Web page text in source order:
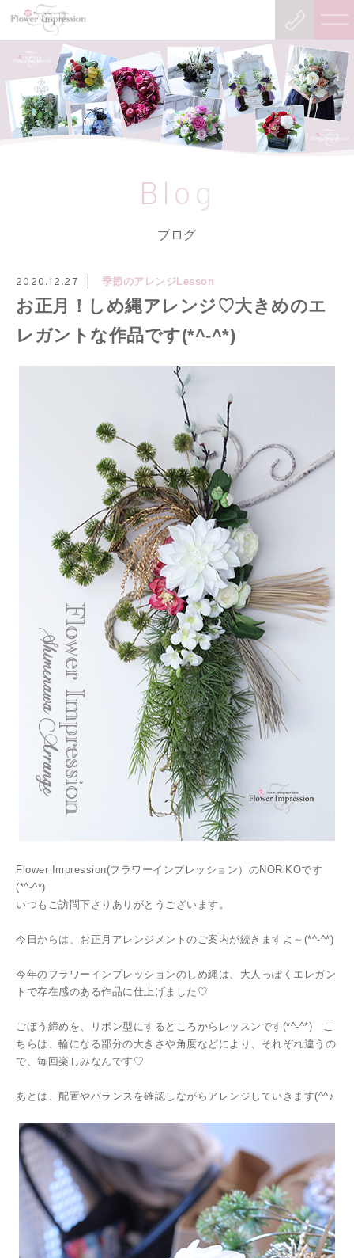
Blog
ブログ
2020.12.27 季節のアレンジLesson
お正月！しめ縄アレンジ♡大きめのエ
レガントな作品です(*^-^*)
Flower Impression(フラワーインプレッション）のNORiKOです
(*^-^*)
いつもご訪問下さりありがとうございます。
今日からは、お正月アレンジメントのご案内が続きますよ～(*^-^*)
今年のフラワーインプレッションのしめ縄は、大人っぽくエレガン
トで存在感のある作品に仕上げました♡
ごぼう締めを、リボン型にするところからレッスンです(*^-^*) こ
ちらは、輪になる部分の大きさや角度などにより、それぞれ違うの
で、毎回楽しみなんです♡
あとは、配置やバランスを確認しながらアレンジしていきます(^^♪